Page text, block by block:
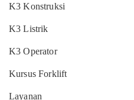
K3 Konstruksi
K3 Listrik
K3 Operator
Kursus Forklift
Layanan